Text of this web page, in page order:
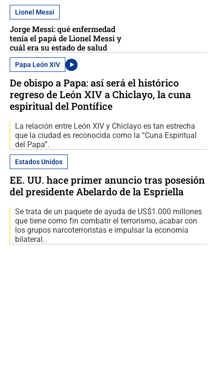
Lionel Messi
Jorge Messi: qué enfermedad
tenía el papá de Lionel Messi y
cuál era su estado de salud
Papa León XIV
De obispo a Papa: así será el histórico
regreso de León XIV a Chiclayo, la cuna
espiritual del Pontífice
La relación entre León XIV y Chiclayo es tan estrecha
que la ciudad es reconocida como la “Cuna Espiritual
del Papa”.
Estados Unidos
EE. UU. hace primer anuncio tras posesión
del presidente Abelardo de la Espriella
Se trata de un paquete de ayuda de US$1.000 millones
que tiene como fin combatir el terrorismo, acabar con
los grupos narcoterroristas e impulsar la economía
bilateral.